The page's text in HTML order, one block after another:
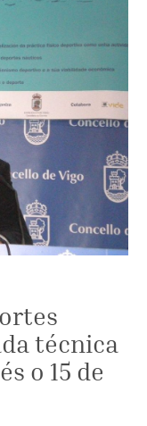
técnica
o 15 de